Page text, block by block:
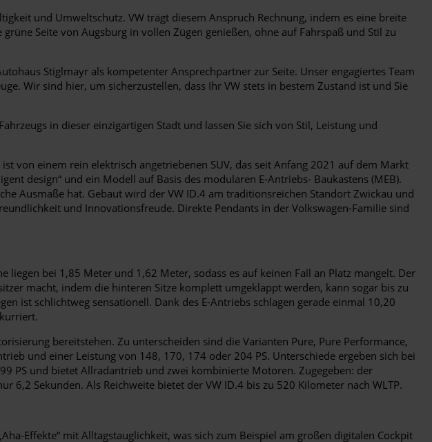
und Umweltschutz. VW trägt diesem Anspruch Rechnung, indem es eine breite
Seite von Augsburg in vollen Zügen genießen, ohne auf Fahrspaß und Stil zu
Stiglmayr als kompetenter Ansprechpartner zur Seite. Unser engagiertes Team
Wir sind hier, um sicherzustellen, dass Ihr VW stets in bestem Zustand ist und Sie
in dieser einzigartigen Stadt und lassen Sie sich von Stil, Leistung und
von einem rein elektrisch angetriebenen SUV, das seit Anfang 2021 auf dem Markt
design“ und ein Modell auf Basis des modularen E-Antriebs- Baukastens (MEB).
Ausmaße hat. Gebaut wird der VW ID.4 am traditionsreichen Standort Zwickau und
und Innovationsfreude. Direkte Pendants in der Volkswagen-Familie sind
liegen bei 1,85 Meter und 1,62 Meter, sodass es auf keinen Fall an Platz mangelt. Der
macht, indem die hinteren Sitze komplett umgeklappt werden, kann sogar bis zu
ist schlichtweg sensationell. Dank des E-Antriebs schlagen gerade einmal 10,20
bereitstehen. Zu unterscheiden sind die Varianten Pure, Pure Performance,
und einer Leistung von 148, 170, 174 oder 204 PS. Unterschiede ergeben sich bei
PS und bietet Allradantrieb und zwei kombinierte Motoren. Zugegeben: der
Sekunden. Als Reichweite bietet der VW ID.4 bis zu 520 Kilometer nach WLTP.
Effekte“ mit Alltagstauglichkeit, was sich zum Beispiel am großen digitalen Cockpit